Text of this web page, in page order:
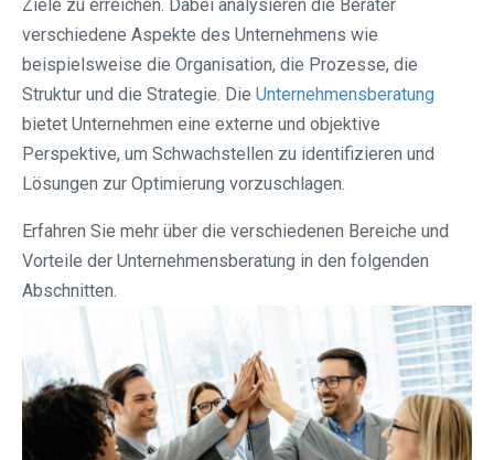
Ziele zu erreichen. Dabei analysieren die Berater
verschiedene Aspekte des Unternehmens wie
beispielsweise die Organisation, die Prozesse, die
Struktur und die Strategie. Die Unternehmensberatung
bietet Unternehmen eine externe und objektive
Perspektive, um Schwachstellen zu identifizieren und
Lösungen zur Optimierung vorzuschlagen.
Erfahren Sie mehr über die verschiedenen Bereiche und
Vorteile der Unternehmensberatung in den folgenden
Abschnitten.